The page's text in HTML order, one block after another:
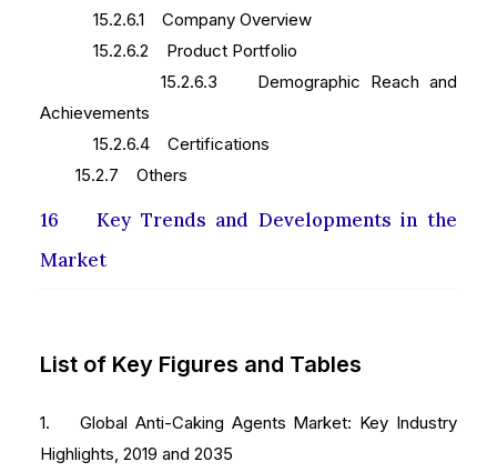
15.2.6.1 Company Overview
15.2.6.2 Product Portfolio
15.2.6.3 Demographic Reach and
Achievements
15.2.6.4 Certifications
15.2.7 Others
16 Key Trends and Developments in the
Market
List of Key Figures and Tables
1. Global Anti-Caking Agents Market: Key Industry
Highlights, 2019 and 2035